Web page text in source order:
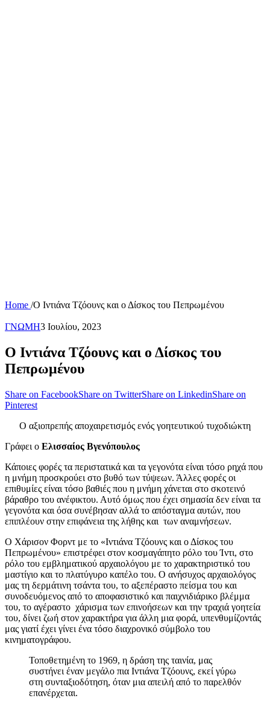
Home /Ο Ιντιάνα Τζόουνς και ο Δίσκος του Πεπρωμένου
ΓΝΩΜΗ3 Ιουλίου, 2023
Ο Ιντιάνα Τζόουνς και ο Δίσκος του
Πεπρωμένου
Share on FacebookShare on TwitterShare on LinkedinShare on
Pinterest
Ο αξιοπρεπής αποχαιρετισμός ενός γοητευτικού τυχοδιώκτη
Γράφει ο Ελισσαίος Βγενόπουλος
Κάποιες φορές τα περιστατικά και τα γεγονότα είναι τόσο ρηχά που
η μνήμη προσκρούει στο βυθό των τύψεων. Άλλες φορές οι
επιθυμίες είναι τόσο βαθιές που η μνήμη χάνεται στο σκοτεινό
βάραθρο του ανέφικτου. Αυτό όμως που έχει σημασία δεν είναι τα
γεγονότα και όσα συνέβησαν αλλά το απόσταγμα αυτών, που
επιπλέουν στην επιφάνεια της λήθης και των αναμνήσεων.
Ο Χάρισον Φορντ με το «Ιντιάνα Τζόουνς και ο Δίσκος του
Πεπρωμένου» επιστρέφει στον κοσμαγάπητο ρόλο του Ίντι, στο
ρόλο του εμβληματικού αρχαιολόγου με το χαρακτηριστικό του
μαστίγιο και το πλατύγυρο καπέλο του. Ο ανήσυχος αρχαιολόγος
μας τη δερμάτινη τσάντα του, το αξεπέραστο πείσμα του και
συνοδευόμενος από το αποφασιστικό και παιχνιδιάρικο βλέμμα
του, το αγέραστο χάρισμα των επινοήσεων και την τραχιά γοητεία
του, δίνει ζωή στον χαρακτήρα για άλλη μια φορά, υπενθυμίζοντάς
μας γιατί έχει γίνει ένα τόσο διαχρονικό σύμβολο του
κινηματογράφου.
Τοποθετημένη το 1969, η δράση της ταινία, μας
συστήνει έναν μεγάλο πια Ιντιάνα Τζόουνς, εκεί γύρω
στη συνταξιοδότηση, όταν μια απειλή από το παρελθόν
επανέρχεται.